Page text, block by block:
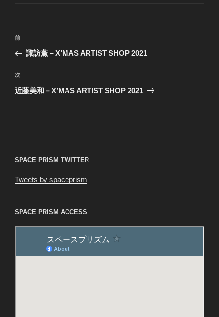
投
ナ
ビ
ゲ
前
の
稿
前
諏訪薫－X’MAS ARTIST SHOP 2021
次
の
次
近藤美和－X’MAS ARTIST SHOP 2021
SPACE PRISM TWITTER
Tweets by spaceprism
SPACE PRISM ACCESS